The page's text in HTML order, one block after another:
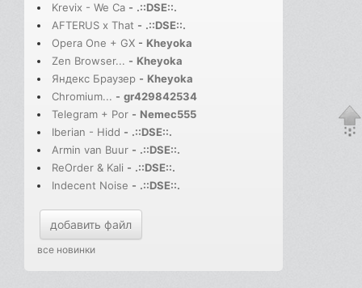
Krevix - We Ca - .::DSE::.
AFTERUS x That - .::DSE::.
Opera One + GX - Kheyoka
Zen Browser... - Kheyoka
Яндекс Браузер - Kheyoka
Chromium... - gr429842534
Telegram + Por - Nemec555
Iberian - Hidd - .::DSE::.
Armin van Buur - .::DSE::.
ReOrder & Kali - .::DSE::.
Indecent Noise - .::DSE::.
добавить файл
все новинки